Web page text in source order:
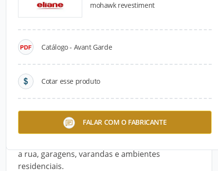
mohawk revestiment
Catálogo - Avant Garde
Cotar esse produto
FALAR COM O FABRICANTE
Detalhes do produto
Inspirado pela paixão pelo cimento, o Avant
demolição, as faces dos produtos são
conectadas pela cor cinza e suas variações. É
a rua, garagens, varandas e ambientes
residenciais.